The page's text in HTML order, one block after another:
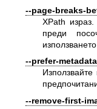
--page-breaks-
XPath
преди
--prefer-
--remove-first-